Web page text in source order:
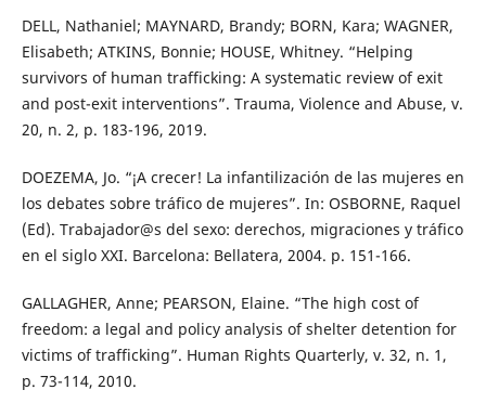
DELL, Nathaniel; MAYNARD, Brandy; BORN, Kara; WAGNER,
Elisabeth; ATKINS, Bonnie; HOUSE, Whitney. “Helping
survivors of human trafficking: A systematic review of exit
and post-exit interventions”. Trauma, Violence and Abuse, v.
20, n. 2, p. 183-196, 2019.
DOEZEMA, Jo. “¡A crecer! La infantilización de las mujeres en
los debates sobre tráfico de mujeres”. In: OSBORNE, Raquel
(Ed). Trabajador@s del sexo: derechos, migraciones y tráfico
en el siglo XXI. Barcelona: Bellatera, 2004. p. 151-166.
GALLAGHER, Anne; PEARSON, Elaine. “The high cost of
freedom: a legal and policy analysis of shelter detention for
victims of trafficking”. Human Rights Quarterly, v. 32, n. 1,
p. 73-114, 2010.